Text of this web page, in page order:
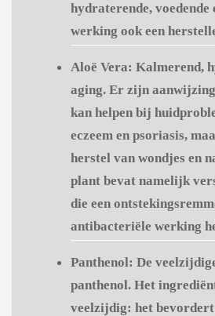
hydraterende, voedende
werking ook een
Aloë Vera: Kalmerend,
aging. Er zijn
kan helpen bij
eczeem en psoriasis,
herstel van wondjes en
plant bevat namelijk
die een
antibacteriële werking
Panthenol: De
panthenol. Het
veelzijdig: het